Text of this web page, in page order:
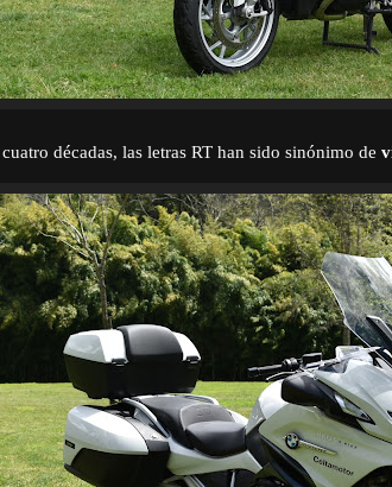
décadas, las letras RT han sido sinónimo de